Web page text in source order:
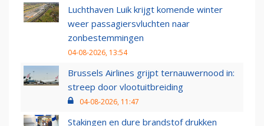
Luchthaven Luik krijgt komende winter
weer passagiersvluchten naar
zonbestemmingen
04-08-2026, 13:54
Brussels Airlines grijpt ternauwernood in:
streep door vlootuitbreiding
04-08-2026, 11:47
Stakingen en dure brandstof drukken